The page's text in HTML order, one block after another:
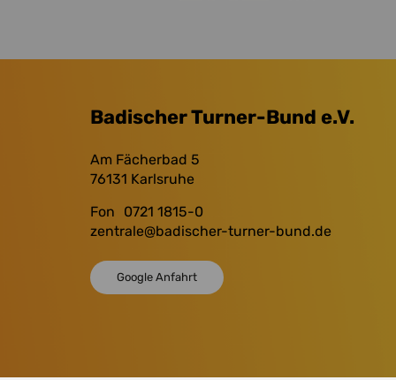
Badischer Turner-Bund e.V.
Am Fächerbad 5
76131 Karlsruhe
Fon
0721 1815-0
zentrale@badischer-turner-bund.de
Google Anfahrt